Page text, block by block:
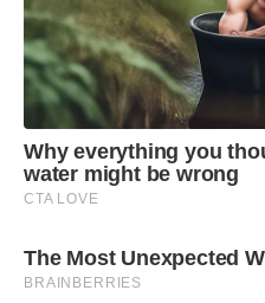
Why everything you
water might be wrong
CTA LOVE
The Most Unexpected
BRAINBERRIES